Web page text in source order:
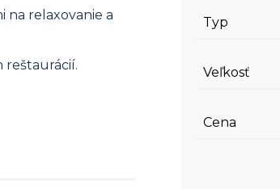
na relaxovanie a
reštaurácií.
Typ
Veľkosť
Cena